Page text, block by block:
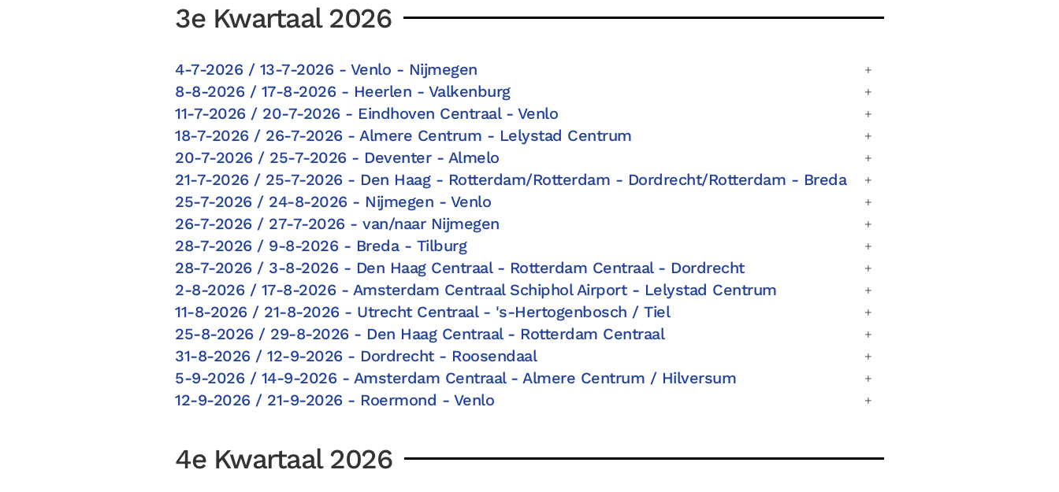
3e Kwartaal 2026
4-7-2026 / 13-7-2026 - Venlo - Nijmegen
8-8-2026 / 17-8-2026 - Heerlen - Valkenburg
11-7-2026 / 20-7-2026 - Eindhoven Centraal - Venlo
18-7-2026 / 26-7-2026 - Almere Centrum - Lelystad Centrum
20-7-2026 / 25-7-2026 - Deventer - Almelo
21-7-2026 / 25-7-2026 - Den Haag - Rotterdam/Rotterdam - Dordrecht/Rotterdam - Breda
25-7-2026 / 24-8-2026 - Nijmegen - Venlo
26-7-2026 / 27-7-2026 - van/naar Nijmegen
28-7-2026 / 9-8-2026 - Breda - Tilburg
28-7-2026 / 3-8-2026 - Den Haag Centraal - Rotterdam Centraal - Dordrecht
2-8-2026 / 17-8-2026 - Amsterdam Centraal Schiphol Airport - Lelystad Centrum
11-8-2026 / 21-8-2026 - Utrecht Centraal - 's-Hertogenbosch / Tiel
25-8-2026 / 29-8-2026 - Den Haag Centraal - Rotterdam Centraal
31-8-2026 / 12-9-2026 - Dordrecht - Roosendaal
5-9-2026 / 14-9-2026 - Amsterdam Centraal - Almere Centrum / Hilversum
12-9-2026 / 21-9-2026 - Roermond - Venlo
4e Kwartaal 2026